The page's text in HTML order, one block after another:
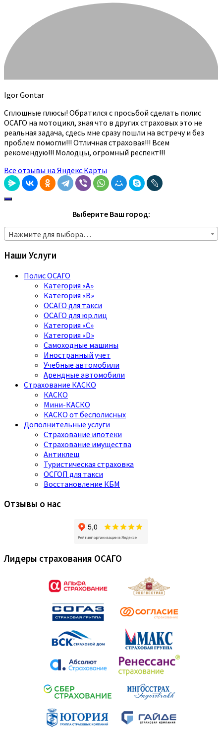
Igor Gontar
Сплошные плюсы! Обратился с просьбой сделать полис
ОСАГО на мотоцикл, зная что в других страховых это не
реальная задача, сдесь мне сразу пошли на встречу и без
проблем помогли!!! Отличная страховая!!! Всем
рекомендую!!! Молодцы, огромный респект!!!
Все отзывы на Яндекс.Карты
Выберите Ваш город:
Нажмите для выбора…
Наши Услуги
Полис ОСАГО
Категория «A»
Категория «B»
ОСАГО для такси
ОСАГО для юр.лиц
Категория «C»
Категория «D»
Самоходные машины
Иностранный учет
Учебные автомобили
Арендные автомобили
Страхование КАСКО
КАСКО
Мини-КАСКО
КАСКО от бесполисных
Дополнительные услуги
Страхование ипотеки
Страхование имущества
Антиклещ
Туристическая страховка
ОСГОП для такси
Восстановление КБМ
Отзывы о нас
Лидеры страхования ОСАГО